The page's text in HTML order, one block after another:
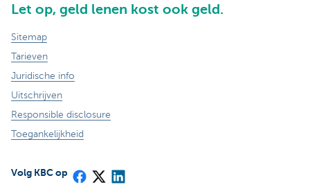
Let op, geld lenen kost ook geld.
Sitemap
Tarieven
Juridische info
Uitschrijven
Responsible disclosure
Toegankelijkheid
Volg KBC op